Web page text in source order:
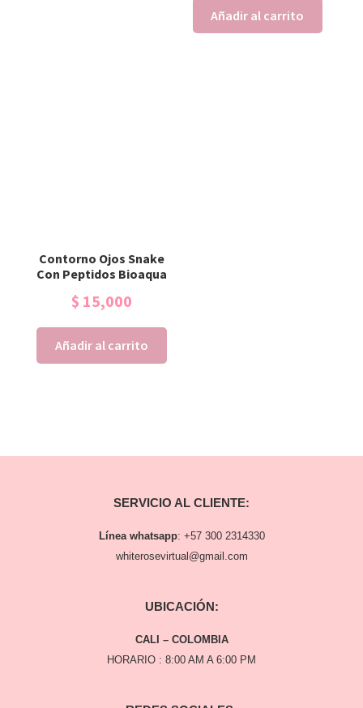
Añadir al carrito
Contorno Ojos Snake
Con Peptidos Bioaqua
$ 15,000
Añadir al carrito
SERVICIO AL CLIENTE:
Línea whatsapp: +57 300 2314330
whiterosevirtual@gmail.com
UBICACIÓN:
CALI – COLOMBIA
HORARIO : 8:00 AM A 6:00 PM